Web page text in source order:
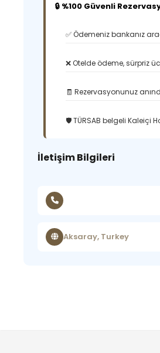
🔒 %100 Güvenli
✅ Ödemeniz bankanız
❌ Otelde ödeme, sürpriz
🧾 Rezervasyonunuz
🛡️ TÜRSAB belgeli Kaleiçi
İletişim Bilgileri
Aksaray, Turkey